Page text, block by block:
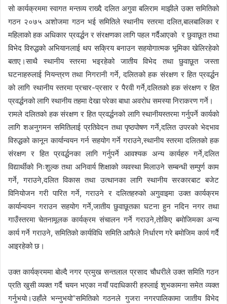
सो कार्यक्रममा स्वागत मन्तव्य राख्दै दलित अगुवा बलिराम माझीले उक्त समितिको
गठन २०७५ अशोजमा गठन भई समितिले स्थानीय स्तरमा दलित,बालबालिका र
महिलाको हक अधिकार प्रवर्द्धन र संरक्षणका लागि पहल गर्दैआएको र छुवाछूत तथा
विभेद विरुद्धको अभियानलाई थप सक्रिय बनाउन सहयोगात्मक भूमिका खेलिरहेको
बताए।साथै स्थानीय स्तरमा भइरहेको जातीय विभेद तथा छुवाछूत जस्ता
घटनाहरुलाई नियन्त्रण तथा निगरानी गर्ने, दलितको हक संरक्षण र हित प्रवर्द्धन
को लागि स्थानीय स्तरमा प्रचार-प्रसार र पैरवी गर्ने,दलितको हक संरक्षण र हित
प्रवर्द्धनको लागि स्थानीय तहमा देखा परेका बाधा अवरोध समस्या निराकरण गर्ने।
रामले दलितको हक संरक्षण र हित प्रवर्द्धनको लागि स्थानीयस्तरमा गर्नुपर्ने कार्यको
लागि शअनुगमन समितिलाई प्रतिवेदन तथा पृष्ठपोषण गर्ने,दलित उपरको भेदभाव
विरुद्धको कानून कार्यान्वयन गर्न सहयोग गर्ने गराउने,स्थानीय स्तरमा दलितको हक
संरक्षण र हित प्रवर्द्धनका लागि गर्नुपर्ने आवश्यक अन्य कार्यहरु गर्ने,दलित
विद्यार्थीको निःशुल्क तथा अनिवार्य शिक्षाको व्यवस्था मिलाउने सम्बन्धी सम्पुर्ण काम
गर्ने, गराउने,दलित विकास तथा उत्थानका लागि स्थानीय सरकारबाट बजेट
विनियोजन गरी पारित गर्ने, गराउने र दलितहरुको अगुवाइमा उक्त कार्यक्रम
कार्यान्वयन गराउन सहयोग गर्ने,जातीय छुवाछूतका घटना हुन नदिन नगर तथा
गाउँस्तरमा चेतनामूलक कार्यक्रम संचालन गर्ने गराउने,तोकिए बमोजिमका अन्य
कार्य गर्ने गराउने, समितिको कार्यविधि समिति आफैले निर्धारण गरे बमोजिम कार्य गर्दै
आइरहेको छ।
उक्त कार्यक्रममा बोल्दै नगर प्रमुख सन्तलाल प्रसाद चौधरीले उक्त समिति गठन
प्रति खुसी व्यक्त गर्दै चयन भएका नयाँ पदाधिकारी हरुलाई शुभकामना समेत व्यक्त
गर्नुभयो।उहाँले भन्नुभयो”समितिको गठनले गुजरा नगरपालिकामा जातीय विभेद